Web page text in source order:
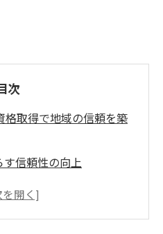
次
取得で地域の信頼を築
信頼性の向上
の成功事例